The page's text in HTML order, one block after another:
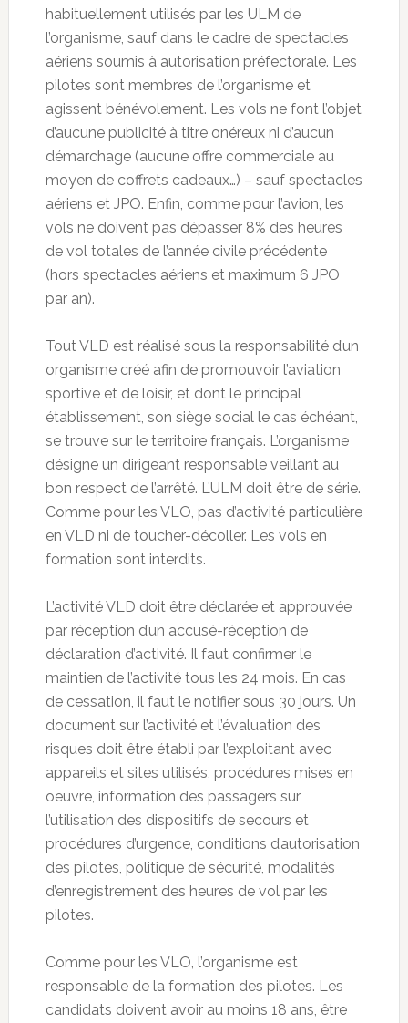
habituellement utilisés par les ULM de
l’organisme, sauf dans le cadre de spectacles
aériens soumis à autorisation préfectorale. Les
pilotes sont membres de l’organisme et
agissent bénévolement. Les vols ne font l’objet
d’aucune publicité à titre onéreux ni d’aucun
démarchage (aucune offre commerciale au
moyen de coffrets cadeaux…) – sauf spectacles
aériens et JPO. Enfin, comme pour l’avion, les
vols ne doivent pas dépasser 8% des heures
de vol totales de l’année civile précédente
(hors spectacles aériens et maximum 6 JPO
par an).
Tout VLD est réalisé sous la responsabilité d’un
organisme créé afin de promouvoir l’aviation
sportive et de loisir, et dont le principal
établissement, son siège social le cas échéant,
se trouve sur le territoire français. L’organisme
désigne un dirigeant responsable veillant au
bon respect de l’arrêté. L’ULM doit être de série.
Comme pour les VLO, pas d’activité particulière
en VLD ni de toucher-décoller. Les vols en
formation sont interdits.
L’activité VLD doit être déclarée et approuvée
par réception d’un accusé-réception de
déclaration d’activité. Il faut confirmer le
maintien de l’activité tous les 24 mois. En cas
de cessation, il faut le notifier sous 30 jours. Un
document sur l’activité et l’évaluation des
risques doit être établi par l’exploitant avec
appareils et sites utilisés, procédures mises en
oeuvre, information des passagers sur
l’utilisation des dispositifs de secours et
procédures d’urgence, conditions d’autorisation
des pilotes, politique de sécurité, modalités
d’enregistrement des heures de vol par les
pilotes.
Comme pour les VLO, l’organisme est
responsable de la formation des pilotes. Les
candidats doivent avoir au moins 18 ans, être